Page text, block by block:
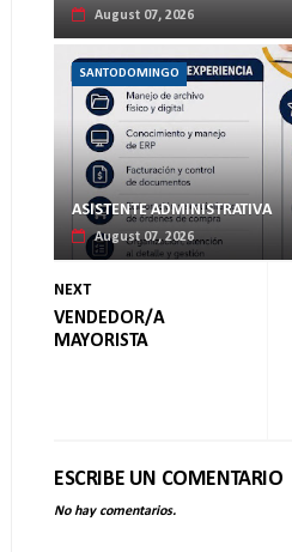
August 07, 2026
SANTODOMINGO
ASISTENTE ADMINISTRATIVA
August 07, 2026
NEXT
VENDEDOR/A
MAYORISTA
ESCRIBE UN COMENTARIO
No hay comentarios.